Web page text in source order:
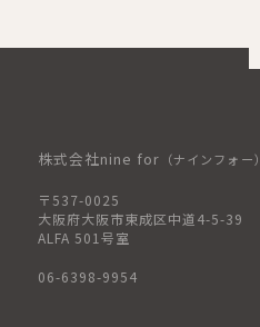
株式会社nine for （ナインフォー）
〒537-0025
大阪府大阪市東成区中道4-5-39
ALFA 501号室
06-6398-9954